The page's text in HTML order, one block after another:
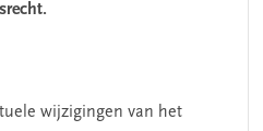
wijzigingen van het